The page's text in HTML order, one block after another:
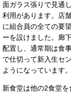
面ガラス張りで見通
利用があります。店
に組合員の全ての要
ーを設けました。廊
配置し、通常期は食
で仕切って新入生セ
ようになっています。
新食堂は他の2食堂